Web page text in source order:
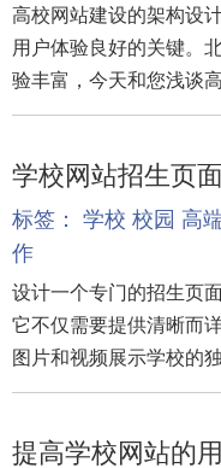
高校网站建设的架构设
用户体验良好的关键。
验丰富，今天和您浅谈
学校网站招生页
标签： 学校 校园 高
作
设计一个专门的招生页
它不仅需要提供清晰而
图片和视频展示学校的
提高学校网站的